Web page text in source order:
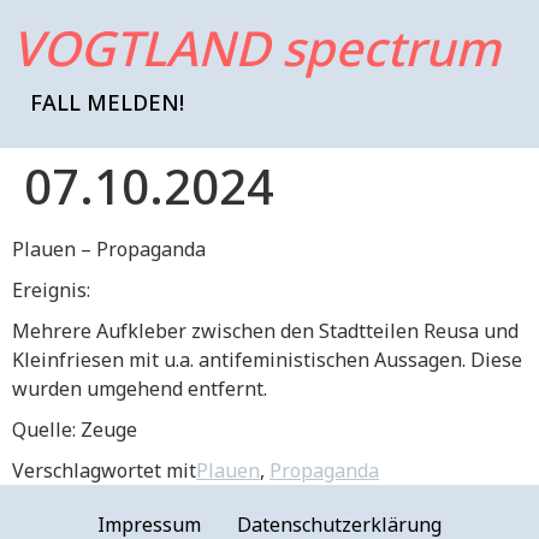
VOGTLAND spectrum
FALL MELDEN!
07.10.2024
Plauen – Propaganda
Ereignis:
Mehrere Aufkleber zwischen den Stadtteilen Reusa und
Kleinfriesen mit u.a. antifeministischen Aussagen. Diese
wurden umgehend entfernt.
Quelle: Zeuge
Verschlagwortet mitPlauen, Propaganda
Impressum
Datenschutzerklärung